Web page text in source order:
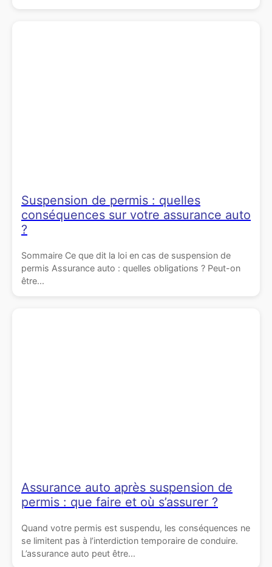
Suspension de permis : quelles
conséquences sur votre assurance auto
?
Sommaire Ce que dit la loi en cas de suspension de
permis Assurance auto : quelles obligations ? Peut-on
être...
Assurance auto après suspension de
permis : que faire et où s’assurer ?
Quand votre permis est suspendu, les conséquences ne
se limitent pas à l’interdiction temporaire de conduire.
L’assurance auto peut être...